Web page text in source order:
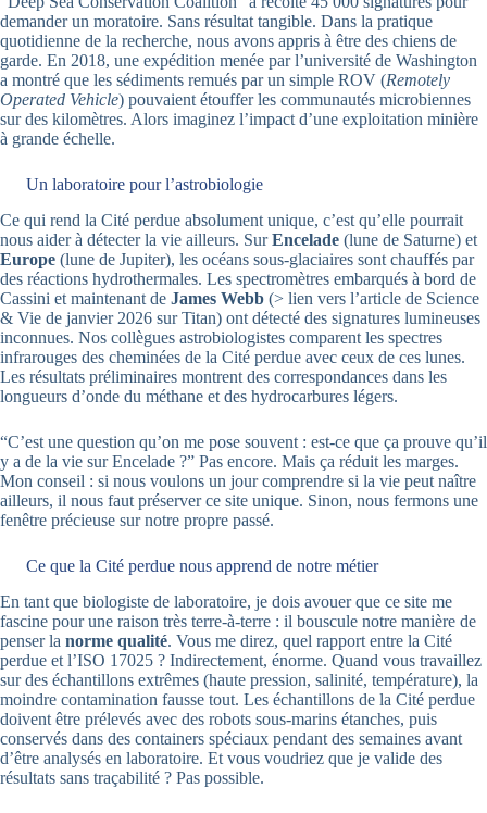
demander un moratoire. Sans résultat tangible. Dans la pratique
quotidienne de la recherche, nous avons appris à être des chiens de
garde. En 2018, une expédition menée par l’université de Washington
a montré que les sédiments remués par un simple ROV (Remotely
Operated Vehicle) pouvaient étouffer les communautés microbiennes
sur des kilomètres. Alors imaginez l’impact d’une exploitation minière
à grande échelle.
Un laboratoire pour l’astrobiologie
Ce qui rend la Cité perdue absolument unique, c’est qu’elle pourrait
nous aider à détecter la vie ailleurs. SurEncelade (lune de Saturne) et
Europe (lune de Jupiter), les océans sous-glaciaires sont chauffés par
des réactions hydrothermales. Les spectromètres embarqués à bord de
Cassini et maintenant de James Webb (> lien vers l’article de Science
& Vie de janvier 2026 sur Titan) ont détecté des signatures lumineuses
inconnues. Nos collègues astrobiologistes comparent les spectres
infrarouges des cheminées de la Cité perdue avec ceux de ces lunes.
Les résultats préliminaires montrent des correspondances dans les
longueurs d’onde du méthane et des hydrocarbures légers.
“C’est une question qu’on me pose souvent : est-ce que ça prouve qu’il
y a de la vie sur Encelade ?” Pas encore. Mais ça réduit les marges.
Mon conseil : si nous voulons un jour comprendre si la vie peut naître
ailleurs, il nous faut préserver ce site unique. Sinon, nous fermons une
fenêtre précieuse sur notre propre passé.
Ce que la Cité perdue nous apprend de notre métier
En tant que biologiste de laboratoire, je dois avouer que ce site me
fascine pour une raison très terre-à-terre : il bouscule notre manière de
penser la norme qualité. Vous me direz, quel rapport entre la Cité
perdue et l’ISO 17025 ? Indirectement, énorme. Quand vous travaillez
sur des échantillons extrêmes (haute pression, salinité, température), la
moindre contamination fausse tout. Les échantillons de la Cité perdue
doivent être prélevés avec des robots sous-marins étanches, puis
conservés dans des containers spéciaux pendant des semaines avant
d’être analysés en laboratoire. Et vous voudriez que je valide des
résultats sans traçabilité ? Pas possible.